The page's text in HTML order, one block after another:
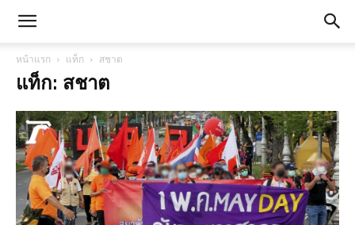
หน้าแรก แท็ก สชาต
แท็ก: สชาต